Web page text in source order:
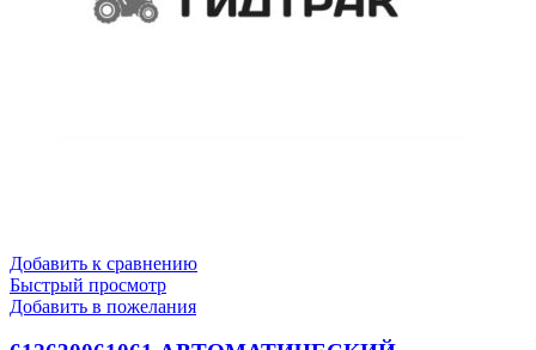
Добавить к сравнению
Быстрый просмотр
Добавить в пожелания